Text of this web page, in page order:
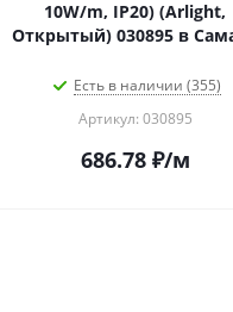
10W/m, IP20) (Arlight,
Открытый) 030895 в
Есть в наличии (355)
Артикул: 030895
686.78₽/м